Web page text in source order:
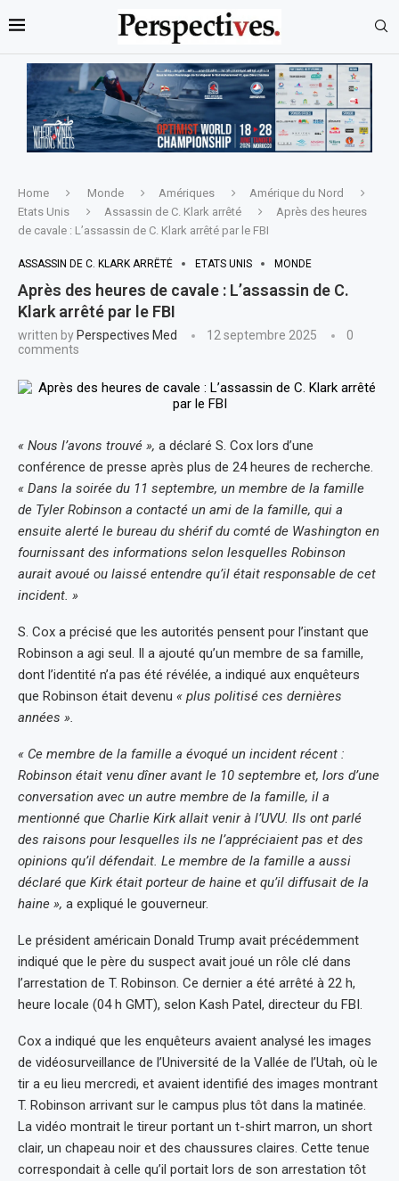
Home Monde Amériques
Amérique du Nord
Etats Unis
Assassin de C. Klark arrêté
Après des heures
de cavale : L’assassin de C. Klark arrêté par le FBI
ASSASSIN DE C. KLARK ARRÊTÉ ETATS UNIS MONDE
Après des heures de cavale : L’assassin de C.
Klark arrêté par le FBI
written by Perspectives Med 12 septembre 2025
0
comments
« Nous l’avons trouvé », a déclaré S. Cox lors d’une
conférence de presse après plus de 24 heures de recherche.
« Dans la soirée du 11 septembre, un membre de la famille
de Tyler Robinson a contacté un ami de la famille, qui a
ensuite alerté le bureau du shérif du comté de Washington en
fournissant des informations selon lesquelles Robinson
aurait avoué ou laissé entendre qu’il était responsable de cet
incident. »
S. Cox a précisé que les autorités pensent pour l’instant que
Robinson a agi seul. Il a ajouté qu’un membre de sa famille,
dont l’identité n’a pas été révélée, a indiqué aux enquêteurs
que Robinson était devenu « plus politisé ces dernières
années ».
« Ce membre de la famille a évoqué un incident récent :
Robinson était venu dîner avant le 10 septembre et, lors d’une
conversation avec un autre membre de la famille, il a
mentionné que Charlie Kirk allait venir à l’UVU. Ils ont parlé
des raisons pour lesquelles ils ne l’appréciaient pas et des
opinions qu’il défendait. Le membre de la famille a aussi
déclaré que Kirk était porteur de haine et qu’il diffusait de la
haine », a expliqué le gouverneur.
Le président américain Donald Trump avait précédemment
indiqué que le père du suspect avait joué un rôle clé dans
l’arrestation de T. Robinson. Ce dernier a été arrêté à 22 h,
heure locale (04 h GMT), selon Kash Patel, directeur du FBI.
Cox a indiqué que les enquêteurs avaient analysé les images
de vidéosurveillance de l’Université de la Vallée de l’Utah, où le
tir a eu lieu mercredi, et avaient identifié des images montrant
T. Robinson arrivant sur le campus plus tôt dans la matinée.
La vidéo montrait le tireur portant un t-shirt marron, un short
clair, un chapeau noir et des chaussures claires. Cette tenue
correspondait à celle qu’il portait lors de son arrestation tôt